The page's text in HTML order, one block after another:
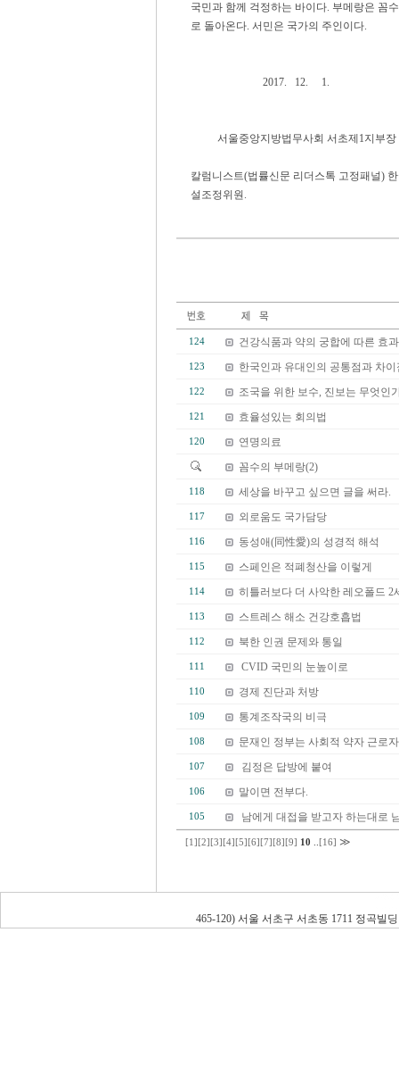
국민과 함께 걱정하는 바이다. 부메랑은 꼼
로 돌아온다. 서민은 국가의 주인이다.
2017. 12. 1.
서울중앙지방법무사회 서초제1지부장
칼럼니스트(법률신문 리더스톡 고정패널)
설조정위원.
124 건강식품과 약의 궁합에 따른 효
123 한국인과 유대인의 공통점과 차이
122 조국을 위한 보수, 진보는 무엇인
121 효율성있는 회의법
120
연명의료
꼼수의 부메랑(2)
118 세상을 바꾸고 싶으면 글을 써라.
117 외로움도 국가담당
116 동성애(同性愛)의 성경적 해석
115 스페인은 적폐청산을 이렇게
114 히틀러보다 더 사악한 레오폴드 2
113 스트레스 해소 건강호흡법
112 북한 인권 문제와 통일
111 CVID 국민의 눈높이로
110 경제 진단과 처방
109 통계조작국의 비극
108 문재인 정부는 사회적 약자 근로
107 김정은 답방에 붙여
106 말이면 전부다.
105 남에게 대접을 받고자 하는대로
[1] [2] [3] [4] [5] [6] [7] [8] [9] 10 [16] ≫
465-120) 서울 서초구 서초동 1711 정곡빌